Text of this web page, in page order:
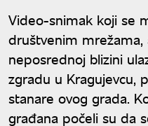
Video-snimak koji se
društvenim
neposrednoj blizini
zgradu u Kragujevcu,
stanare ovog grada.
građana počeli su da